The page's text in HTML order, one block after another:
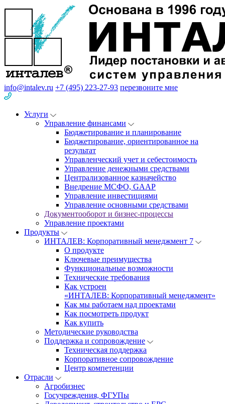
info@intalev.ru +7 (495) 223-27-93 перезвоните мне
Услуги
Управление финансами
Бюджетирование и планирование
Бюджетирование, ориентированное на
результат
Управленческий учет и себестоимость
Управление денежными средствами
Централизованное казначейство
Внедрение МСФО, GAAP
Управление инвестициями
Управление основными средствами
Документооборот и бизнес-процессы
Управление проектами
Продукты
ИНТАЛЕВ: Корпоративный менеджмент 7
О продукте
Ключевые преимущества
Функциональные возможности
Технические требования
Как устроен
«ИНТАЛЕВ: Корпоративный менеджмент»
Как мы работаем над проектами
Как посмотреть продукт
Как купить
Методические руководства
Поддержка и сопровождение
Техническая поддержка
Корпоративное сопровождение
Центр компетенции
Отрасли
Агробизнес
Госучреждения, ФГУПы